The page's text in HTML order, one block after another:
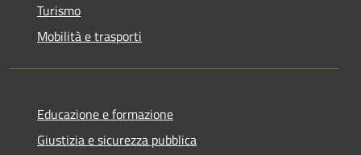
Turismo
Mobilità e trasporti
Educazione e formazione
Giustizia e sicurezza pubblica